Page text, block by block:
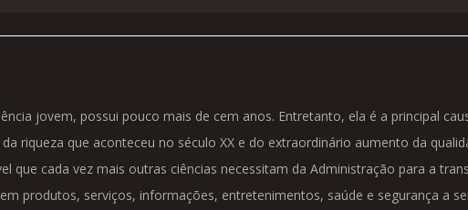
jovem, possui pouco mais de cem anos. Entretanto, ela é a principal
riqueza que aconteceu no século XX e do extraordinário aumento da
que cada vez mais outras ciências necessitam da Administração para a
produtos, serviços, informações, entretenimentos, saúde e segurança a